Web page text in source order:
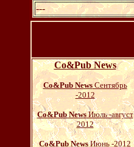
---
Со&Pub News
Со&Pub NewsСентябрь
-2012
Со&Pub NewsИюль -август
2012
Со&Pub NewsИюнь -2012